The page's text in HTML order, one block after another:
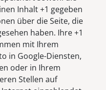
Inhalt +1 gegeben
über die Seite, die
haben. Ihre +1
mit Ihrem
in Google-Diensten,
oder in Ihrem
Stellen auf